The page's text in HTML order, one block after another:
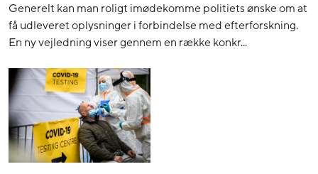
Generelt kan man roligt imødekomme politiets ønske om at
få udleveret oplysninger i forbindelse med efterforskning.
En ny vejledning viser gennem en række konkr...